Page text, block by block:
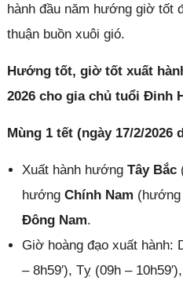
hành đầu năm hướng giờ tốt
thuận buồn xuôi gió.
Hướng tốt, giờ tốt xuất
2026 cho gia chủ tuổi Đinh
Mùng 1 tết (ngày 17/2/2026
Xuất hành hướng Tây Bắc
hướng Chính Nam
Đông Nam.
Giờ hoàng đạo xuất hành:
– 8h59′), Tỵ (09h –